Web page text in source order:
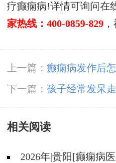
疗癫痫病!详情可询问在
家热线：400-0859-829
上一篇： 癫痫病发作后
下一篇： 孩子经常发呆
相关阅读
2026年|贵阳[癫痫病